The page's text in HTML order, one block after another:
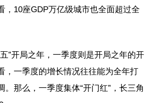
，10座GDP万亿级城市也全面超过全
”开局之年，一季度则是开局之年的开
，一季度的增长情况往往能为全年打
。那么，一季度集体“开门红”，长三角